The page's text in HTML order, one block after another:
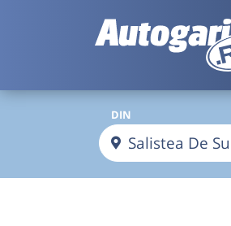
DIN